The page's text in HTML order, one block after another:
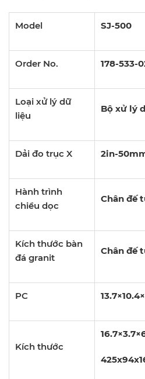
Model SJ-500
Order No. 178-533-
Loại xử lý dữ
liệu
Bộ xử lý
Dải đo trục X 2in-
Hành trình
chiều dọc
Chân đế
Kích thước bàn
đá granit
Chân đế
PC
Kích thước